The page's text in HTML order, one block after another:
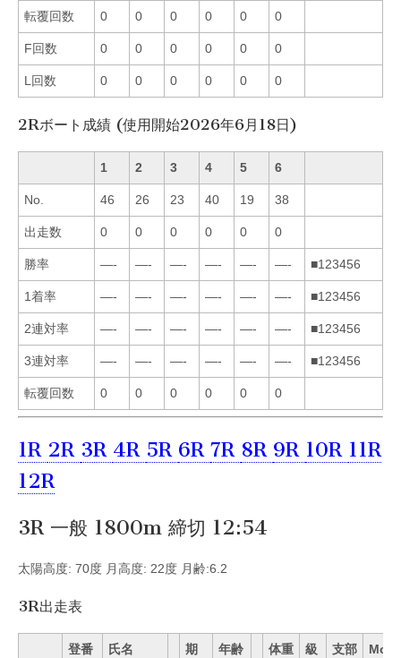
転覆回数 0 0 0 0 0 0
F回数 0 0 0 0 0 0
L回数 0 0 0 0 0 0
2Rボート成績 (使用開始2026年6月18日)
1 2 3 4 5 6
No. 46 26 23 40 19 38
出走数 0 0 0 0 0 0
勝率 —- —- —- —- —- —- ■123456
1着率 —- —- —- —- —- —- ■123456
2連対率 —- —- —- —- —- —- ■123456
3連対率 —- —- —- —- —- —- ■123456
転覆回数 0 0 0 0 0 0
1R 2R 3R 4R 5R 6R 7R 8R 9R 10R 11R
12R
3R 一般 1800m 締切 12:54
太陽高度: 70度 月高度: 22度 月齢:6.2
3R出走表
登番 氏名 期 年齢 体重 級 支部 Mo